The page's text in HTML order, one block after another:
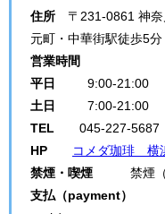
住所 〒231-0861 神奈
元町・中華街駅徒歩5分
営業時間
平日
9:00-21:00
土日 7:00-21:00
TEL 045-227-5687
HP
コメダ珈琲 横
禁煙・喫煙 禁煙（
支払（payment）